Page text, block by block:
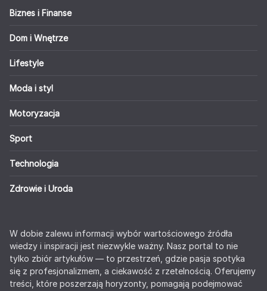
Biznes i Finanse
Dom i Wnętrze
Lifestyle
Moda i styl
Motoryzacja
Sport
Technologia
Zdrowie i Uroda
W dobie zalewu informacji wybór wartościowego źródła
wiedzy i inspiracji jest niezwykle ważny. Nasz portal to nie
tylko zbiór artykułów — to przestrzeń, gdzie pasja spotyka
się z profesjonalizmem, a ciekawość z rzetelnością. Oferujemy
treści, które poszerzają horyzonty, pomagają podejmować